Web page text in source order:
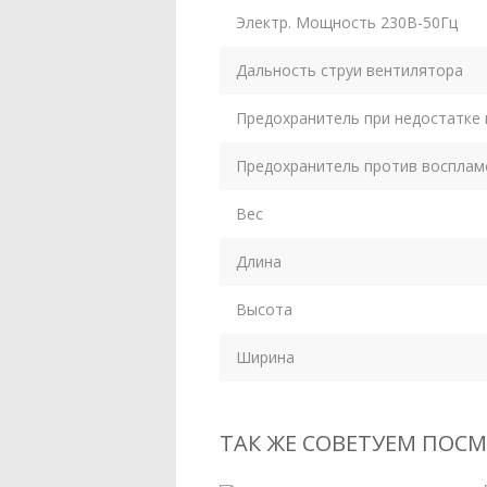
Электр. Мощность 230В-50Гц
Дальность струи вентилятора
Предохранитель при недостатке
Предохранитель против
Вес
Длина
Высота
Ширина
ТАК ЖЕ СОВЕТУЕМ